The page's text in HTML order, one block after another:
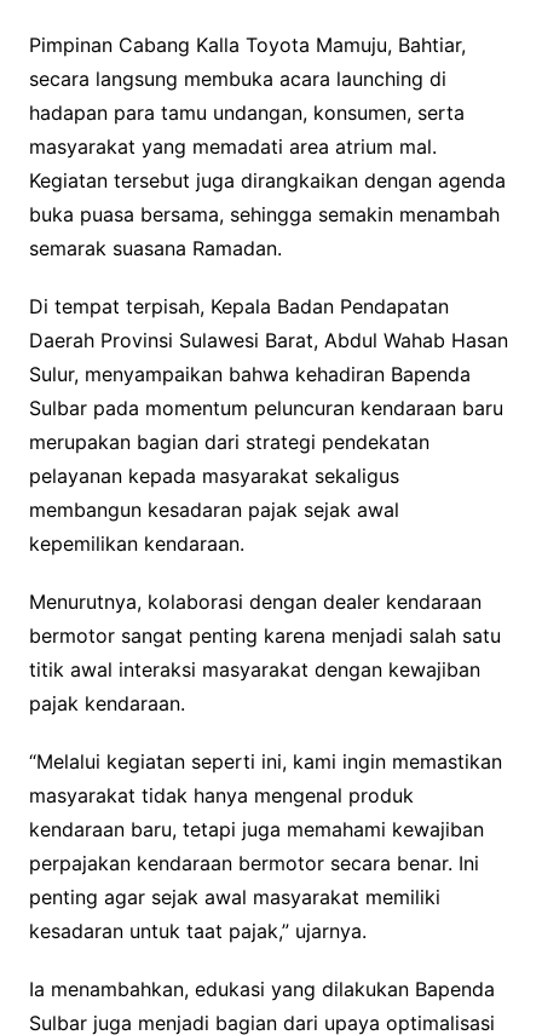
Pimpinan Cabang Kalla Toyota Mamuju, Bahtiar,
secara langsung membuka acara launching di
hadapan para tamu undangan, konsumen, serta
masyarakat yang memadati area atrium mal.
Kegiatan tersebut juga dirangkaikan dengan agenda
buka puasa bersama, sehingga semakin menambah
semarak suasana Ramadan.
Di tempat terpisah, Kepala Badan Pendapatan
Daerah Provinsi Sulawesi Barat, Abdul Wahab Hasan
Sulur, menyampaikan bahwa kehadiran Bapenda
Sulbar pada momentum peluncuran kendaraan baru
merupakan bagian dari strategi pendekatan
pelayanan kepada masyarakat sekaligus
membangun kesadaran pajak sejak awal
kepemilikan kendaraan.
Menurutnya, kolaborasi dengan dealer kendaraan
bermotor sangat penting karena menjadi salah satu
titik awal interaksi masyarakat dengan kewajiban
pajak kendaraan.
“Melalui kegiatan seperti ini, kami ingin memastikan
masyarakat tidak hanya mengenal produk
kendaraan baru, tetapi juga memahami kewajiban
perpajakan kendaraan bermotor secara benar. Ini
penting agar sejak awal masyarakat memiliki
kesadaran untuk taat pajak,” ujarnya.
Ia menambahkan, edukasi yang dilakukan Bapenda
Sulbar juga menjadi bagian dari upaya optimalisasi